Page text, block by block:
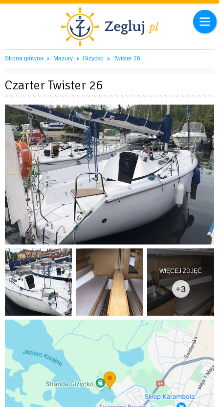
Strona główna Mazury Giżycko Twister 26
Czarter Twister 26
WIĘCEJ ZDJĘĆ
+3